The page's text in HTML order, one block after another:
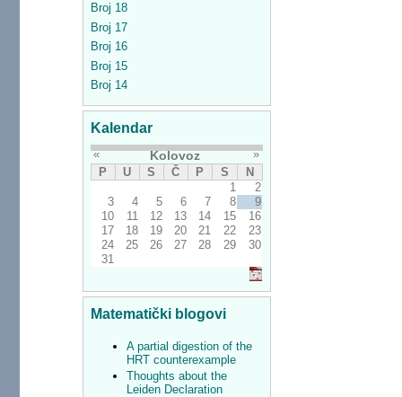
Broj 18
Broj 17
Broj 16
Broj 15
Broj 14
Kalendar
« Kolovoz
»
P
U S Č P S
N
1
2
3
4 5 6 7 8
9
10
11 12 13 14 15
16
17
18 19 20 21 22
23
24
25 26 27 28 29
30
31
Matematički blogovi
A partial digestion of the
HRT counterexample
Thoughts about the
Leiden Declaration